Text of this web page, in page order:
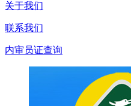
关于我们
联系我们
内审员证查询